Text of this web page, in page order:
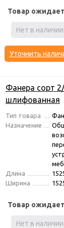
Товар
Нет в наличии
Уточнить
Фанера сорт
шлифованная
Тип товара
Назначение
Длина
Ширина
Товар
Нет в наличии